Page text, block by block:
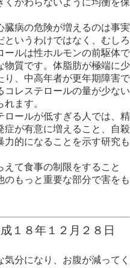
くかわらないように均衡を保
病の危険が増えるのは事実
いうわけではなく、むしろ
ールは性ホルモンの前駆体で
物質です。体脂肪が極端に少
り、中高年者が更年期障害で
レステロールの量が少ない
ます。
ールが低すぎる人では、精
症が有意に増えること、自殺
的になることを示す研究も
て食事の制限をすること
もっと重要な部分で害をも
８年１２月２８日
分になり、お腹が減ってく